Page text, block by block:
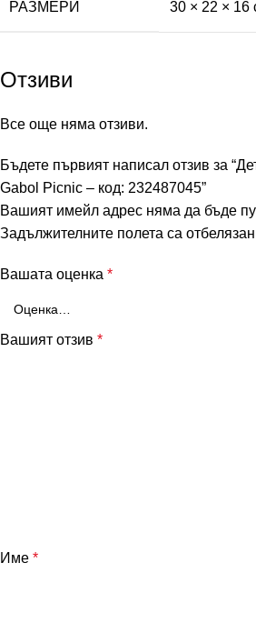
РАЗМЕРИ 30 × 22 × 16
Отзиви
Все още няма отзиви.
Бъдете първият написал отзив за
Gabol Picnic – код: 232487045”
Вашият имейл адрес няма да бъде
Задължителните полета са
Вашата оценка*
Вашият отзив*
Име*